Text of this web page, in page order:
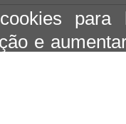
para
e
basta
a